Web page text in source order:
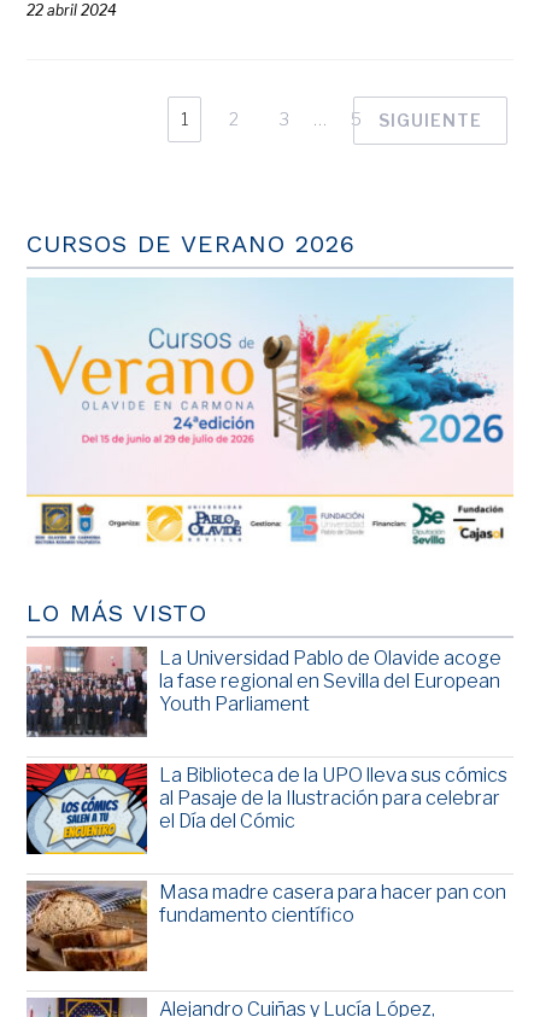
22 abril 2024
1 2 3 5 SIGUIENTE
CURSOS DE VERANO 2026
LO MÁS VISTO
La Universidad Pablo de Olavide acoge
la fase regional en Sevilla del European
Youth Parliament
La Biblioteca de la UPO lleva sus cómics
al Pasaje de la Ilustración para celebrar
el Día del Cómic
Masa madre casera para hacer pan con
fundamento científico
Alejandro Cuiñas y Lucía López,